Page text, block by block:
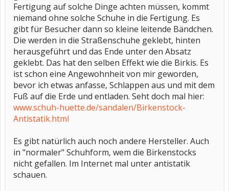
Fertigung auf solche Dinge achten müssen, kommt
niemand ohne solche Schuhe in die Fertigung. Es
gibt für Besucher dann so kleine leitende Bändchen.
Die werden in die Straßenschuhe geklebt, hinten
herausgeführt und das Ende unter den Absatz
geklebt. Das hat den selben Effekt wie die Birkis. Es
ist schon eine Angewohnheit von mir geworden,
bevor ich etwas anfasse, Schlappen aus und mit dem
Fuß auf die Erde und entladen. Seht doch mal hier:
www.schuh-huette.de/sandalen/Birkenstock-
Antistatik.html
Es gibt natürlich auch noch andere Hersteller. Auch
in "normaler" Schuhform, wem die Birkenstocks
nicht gefallen. Im Internet mal unter antistatik
schauen.